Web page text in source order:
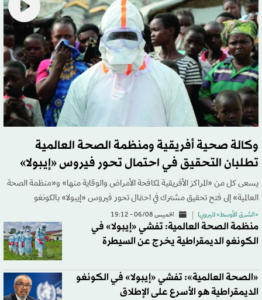
وكالة صحية أفريقية ومنظمة الصحة العالمية
تطلبان التحقيق في احتمال تحور فيروس «إيبولا»
يسعى كل من «المراكز الأفريقية لمكافحة الأمراض والوقاية منها» و«منظمة الصحة
العالمية» إلى فتح تحقيق مشترك في احتمال تحور فيروس «إيبولا» بالكونغو
«الشرق الأوسط» (نيروبي) الخميس 06/08 - 19:12
منظمة الصحة العالمية: تفشي «إيبولا» في
الكونغو الديمقراطية يخرج عن السيطرة
«الصحة العالمية»: تفشي «إيبولا» في الكونغو
الديمقراطية هو الأسرع على الإطلاق